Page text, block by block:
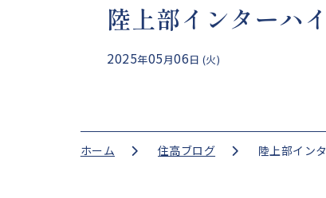
学校案内
学校生活
進路指導
クラブ活動
陸上部インターハ
2025年05月06日 (火)
ホーム 住高ブログ 陸上部イン